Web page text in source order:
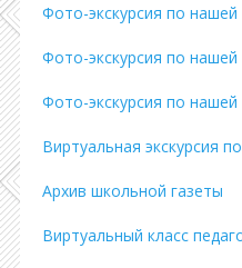
Фото-экскурсия по
Фото-экскурсия по
Фото-экскурсия по
Виртуальная экскурсия
Архив школьной газеты
Виртуальный класс